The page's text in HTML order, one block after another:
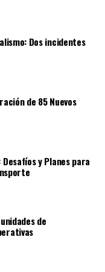
Dos incidentes
de 85 Nuevos
y Planes para
de